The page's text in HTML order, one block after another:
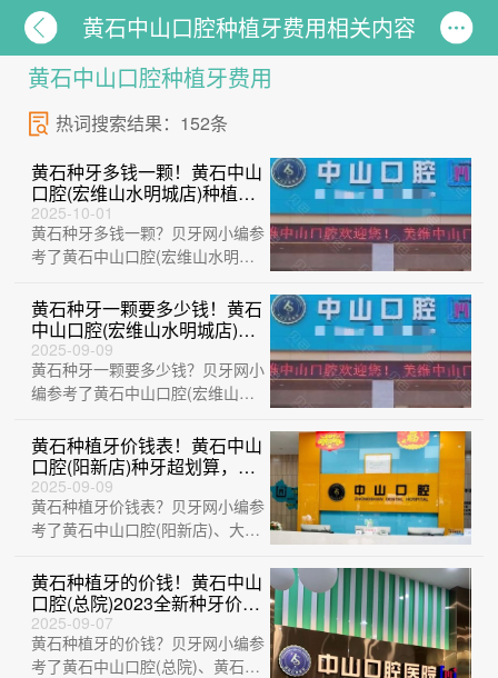
黄石中山口腔种植牙费用相关内容
黄石中山口腔种植牙费用
热词搜索结果：152条
黄石种牙多钱一颗！黄石中山
口腔(宏维山水明城店)种植牙
收费表公布，瑞士拓美
thommen植牙牙：6206元起/
颗！
2025-10-01
黄石种牙多钱一颗？贝牙网小编参
考了黄石中山口腔(宏维山水明城
店)、黄···
黄石种牙一颗要多少钱！黄石
中山口腔(宏维山水明城店)种
植牙价格表参考，瑞典诺贝尔
CC种植牙：7918元起/颗！
2025-09-09
黄石种牙一颗要多少钱？贝牙网小
编参考了黄石中山口腔(宏维山水
所、黄石中山···
黄石种植牙价钱表！黄石中山
口腔(阳新店)种牙超划算，瑞
典诺贝尔CC种植牙：8684元
起/颗！
2025-09-09
黄石种植牙价钱表？贝牙网小编参
考了黄石中山口腔(阳新店)、大冶
M中山···
黄石种植牙的价钱！黄石中山
口腔(总院)2023全新种牙价目
表，瑞典诺贝尔Active种植
牙：13001元起/颗！
2025-09-07
黄石种植牙的价钱？贝牙网小编参
考了黄石中山口腔(总院)、黄石中